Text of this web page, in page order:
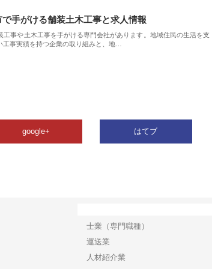
手がける舗装土木工事と求人情報
事や土木工事を手がける専門会社があります。地域住民の生活を支
事実績を持つ企業の取り組みと、地…
google+ はてブ
士業（専門職種）
運送業
人材紹介業